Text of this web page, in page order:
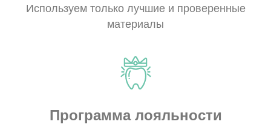
Используем только лучшие и проверенные
материалы
Программа лояльности